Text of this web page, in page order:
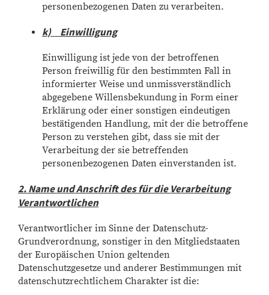
personenbezogenen Daten zu verarbeiten.
k) Einwilligung
Einwilligung ist jede von der betroffenen
Person freiwillig für den bestimmten Fall in
informierter Weise und unmissverständlich
abgegebene Willensbekundung in Form einer
Erklärung oder einer sonstigen eindeutigen
bestätigenden Handlung, mit der die betroffene
Person zu verstehen gibt, dass sie mit der
Verarbeitung der sie betreffenden
personenbezogenen Daten einverstanden ist.
2. Name und Anschrift des für die Verarbeitung
Verantwortlichen
Verantwortlicher im Sinne der Datenschutz-
Grundverordnung, sonstiger in den Mitgliedstaaten
der Europäischen Union geltenden
Datenschutzgesetze und anderer Bestimmungen mit
datenschutzrechtlichem Charakter ist die: